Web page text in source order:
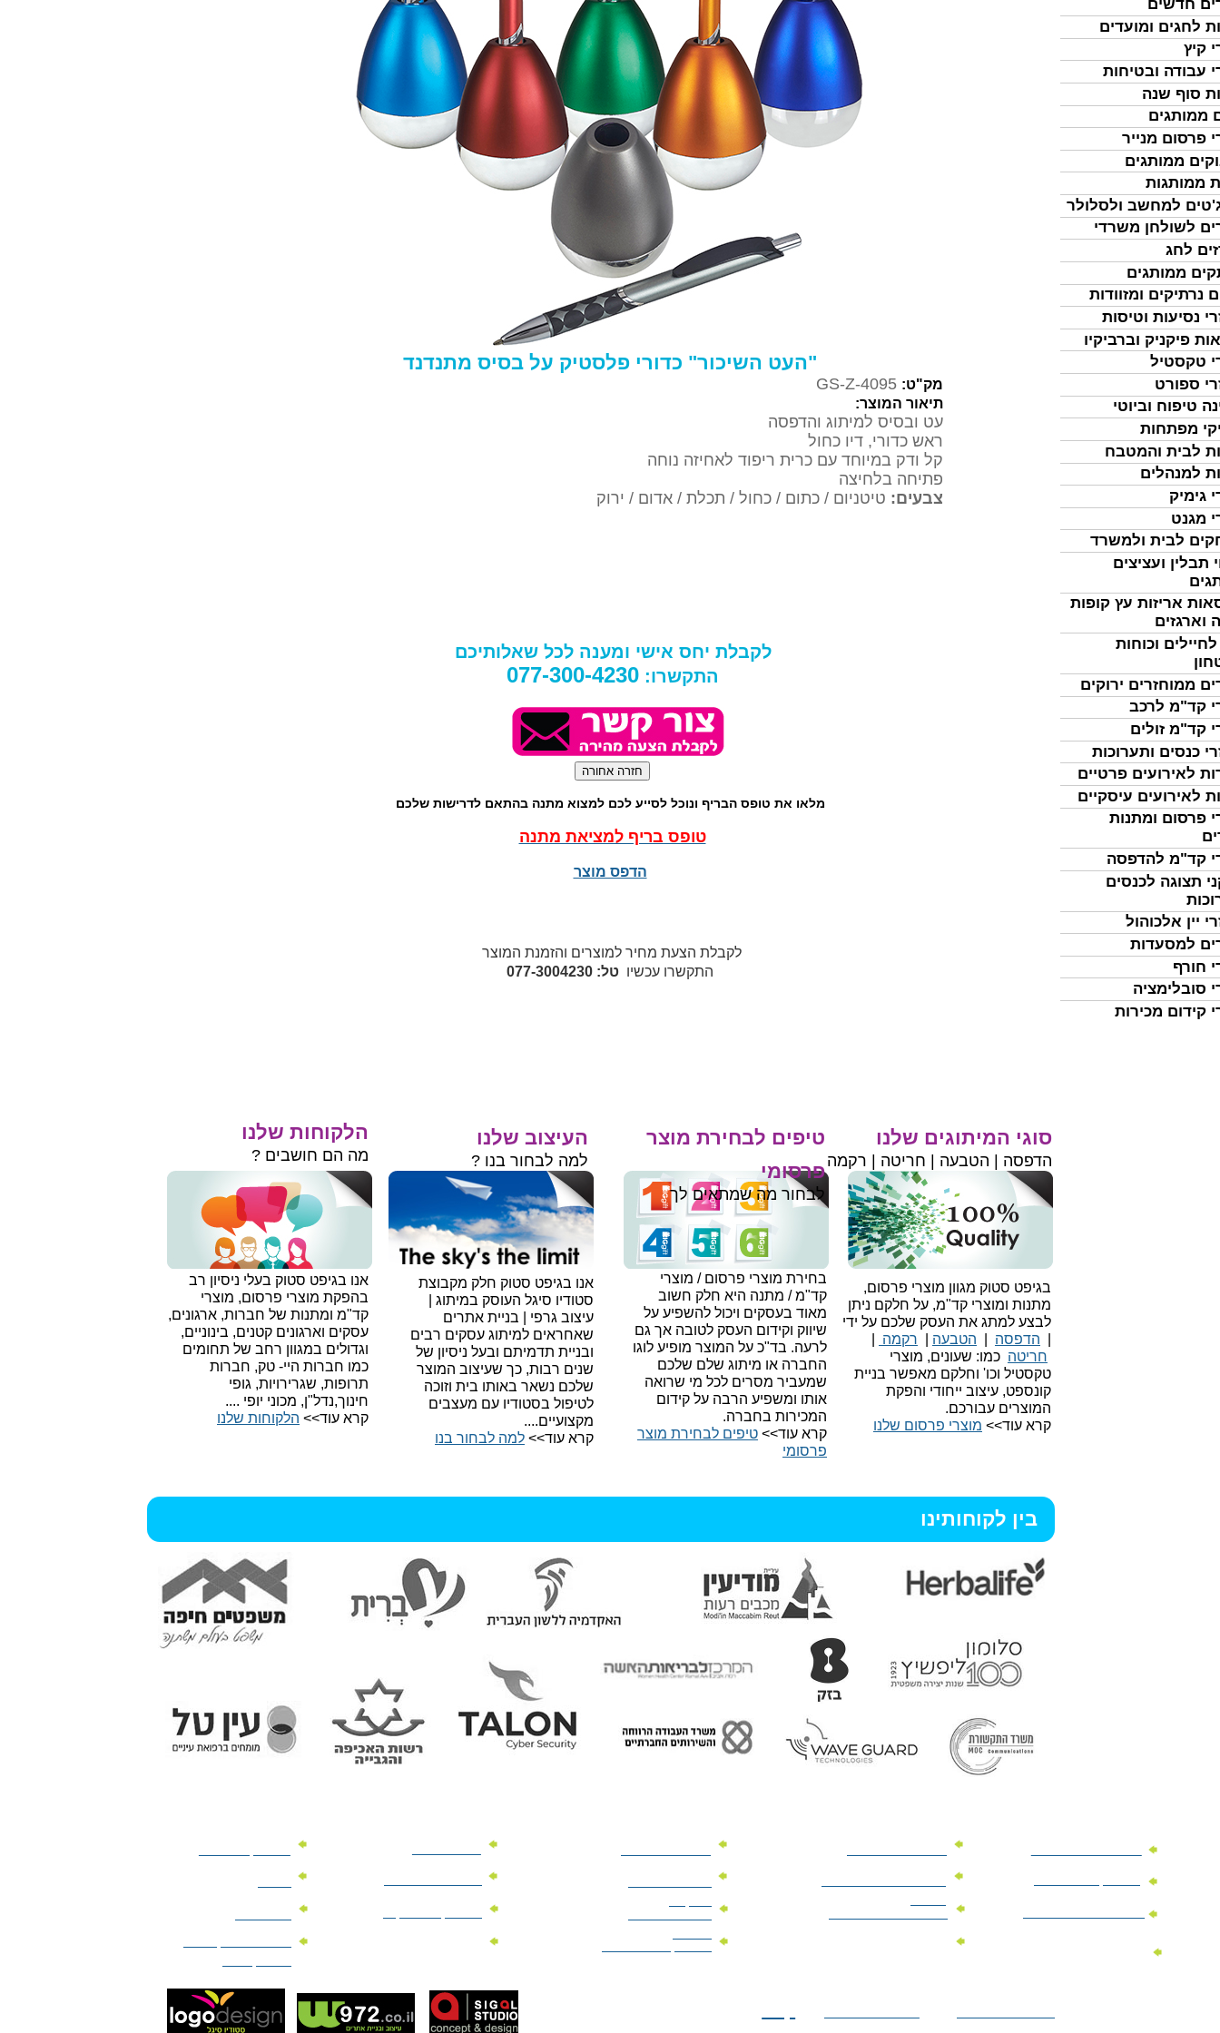
חדשים
לחגים ומועדים
קיץ
עבודה ובטיחות
סוף שנה
ממותגים
פרסום מנייר
ממותגים
ממותגות
למחשב ולסלולר
לשולחן משרדי
לחג
ממותגים
נרתיקים ומזוודות
נסיעות וטיסות
פיקניק וברביקיו
טקסטיל
ספורט
טיפוח וביוטי
מפתחות
לבית והמטבח
למנהלים
גימיק
מגנט
לבית ולמשרד
תבלין ועציצים
אריזות עץ קופות
וארגזים
לחיילים וכוחות
ממוחזרים ירוקים
קד"מ לרכב
קד"מ זולים
כנסים ותערוכות
לאירועים פרטיים
לאירועים עיסקיים
פרסום ומתנות
קד"מ להדפסה
תצוגה לכנסים
יין אלכוהול
למסעדות
חורף
סובלימציה
קידום מכירות
"העט השיכור" כדורי פלסטיק על בסיס מתנדנד
מק"ט: GS-Z-4095
תיאור המוצר:
עט ובסיס למיתוג והדפסה
ראש כדורי, דיו כחול
קל ודק במיוחד עם כרית ריפוד לאחיזה נוחה
פתיחה בלחיצה
צבעים: טיטניום / כתום / כחול / תכלת / אדום / ירוק
לקבלת יחס אישי ומענה לכל שאלותיכם
התקשרו: 077-300-4230
מלאו את טופס הבריף ונוכל לסייע לכם למצוא מתנה בהתאם לדרישות שלכם
טופס בריף למציאת מתנה
הדפס מוצר
לקבלת הצעת מחיר למוצרים והזמנת המוצר
התקשרו עכשיו טל: 077-3004230
אנו בגיפט סטוק חלק מקבוצת
סטודיו סיגל העוסק במיתוג |
עיצוב גרפי | בניית אתרים
שאחראים למיתוג עסקים רבים
ובניית תדמיתם ובעל ניסיון של
שנים רבות, כך שעיצוב המוצר
שלכם נשאר באותו בית וזוכה
לטיפול בסטודיו עם מעצבים
מקצועיים....
קרא עוד>> למה לבחור בנו​
בגיפט סטוק מגוון מוצרי פרסום,
מתנות ומוצרי קד"מ, על חלקם ניתן
לבצע למתג את העסק שלכם על ידי
הדפסה הטבעה רקמה
חריטה כמו: שעונים, מוצרי
טקסטיל וכו' וחלקם מאפשר בניית
קונספט, עיצוב ייחודי והפקת
המוצרים עבורכם.
קרא עוד>> מוצרי פרסום שלנו
אנו בגיפט סטוק בעלי ניסיון רב
בהפקת מוצרי פרסום, מוצרי
קד"מ ומתנות של חברות, ארגונים,
עסקים וארגונים קטנים, בינוניים,
וגדולים במגוון רחב של תחומים
כמו חברות היי- טק, חברות
תרופות, שגרירויות, גופי
חינוך,נדל"ן, מכוני יופי ....
קרא עוד>> הלקוחות שלנו
בחירת מוצרי פרסום / מוצרי
קד"מ / מתנה היא חלק חשוב
מאוד בעסקים ויכול להשפיע על
שיווק וקידום העסק לטובה אך גם
לרעה. בד"כ על המוצר מופיע לוגו
החברה או מיתוג שלם שלכם
שמעביר מסרים לכל מי שרואה
אותו ומשפיע הרבה על קידום
המכירות בחברה.
קרא עוד>> טיפים לבחירת מוצר
פרסומי
טיפים לבחירת מוצר
פרסומי
לבחור מה שמתאים לך
העיצוב שלנו
למה לבחור בנו ?
סוגי המיתוגים שלנו
הדפסה | הטבעה | חריטה | רקמה
הלקוחות שלנו
מה הם חושבים ?
בין לקוחותינו